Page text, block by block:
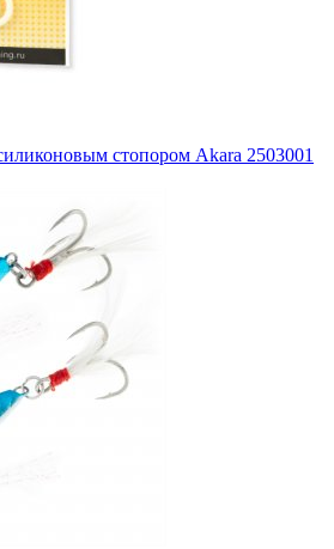
стопором Akara 2503001